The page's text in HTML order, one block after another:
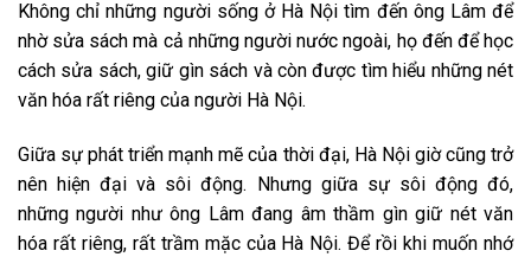
Không chỉ những người sống ở Hà Nội tìm đến ông Lâm để
nhờ sửa sách mà cả những người nước ngoài, họ đến để học
cách sửa sách, giữ gìn sách và còn được tìm hiểu những nét
văn hóa rất riêng của người Hà Nội.
Giữa sự phát triển mạnh mẽ của thời đại, Hà Nội giờ cũng trở
nên hiện đại và sôi động. Nhưng giữa sự sôi động đó,
những người như ông Lâm đang âm thầm gìn giữ nét văn
hóa rất riêng, rất trầm mặc của Hà Nội. Để rồi khi muốn nhớ